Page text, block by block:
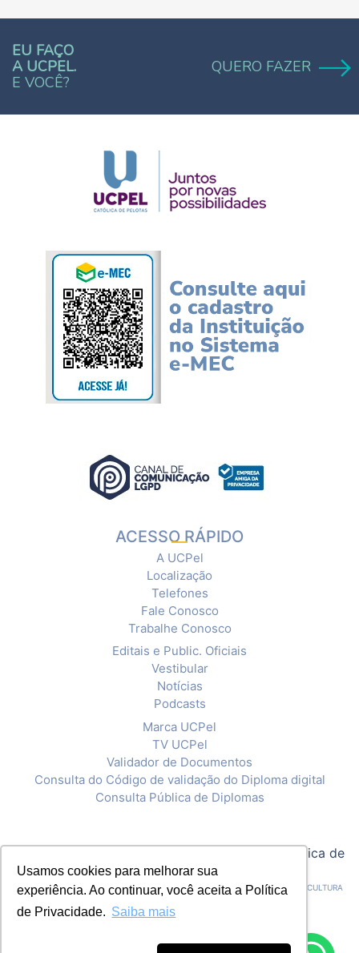
Usamos cookies para melhorar sua
experiência. Ao continuar, você aceita a Política
de Privacidade. Saiba mais
EU FAÇO
A UCPEL.
E VOCÊ?
QUERO FAZER
ACESSO RÁPIDO
A UCPel
Localização
Telefones
Fale Conosco
Trabalhe Conosco
Editais e Public. Oficiais
Vestibular
Notícias
Podcasts
Marca UCPel
TV UCPel
Validador de Documentos
Consulta do Código de validação do Diploma digital
Consulta Pública de Diplomas
Política de
Privacidade
CNPJ: 92.238.914/0001-03 - ASSOCIAÇÃO PELOTENSE DE ASSISTÊNCIA E CULTURA